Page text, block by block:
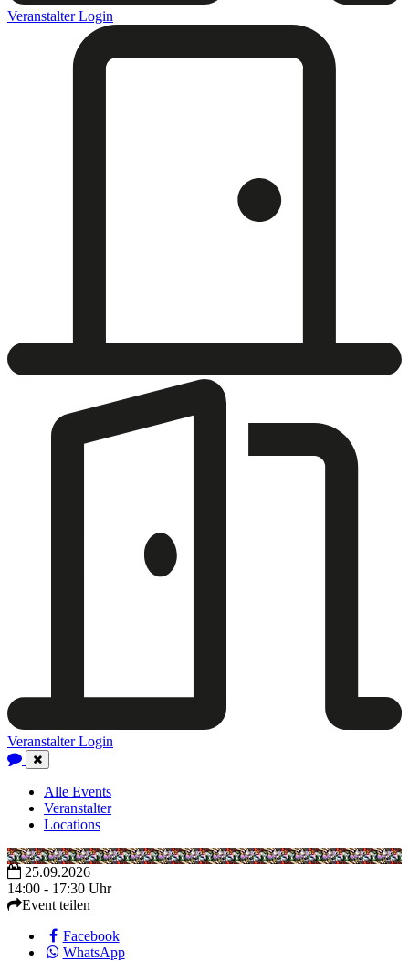
Veranstalter Login
Veranstalter Login
Close
Navigation
Alle Events
Veranstalter
Locations
25.09.2026
14:00 - 17:30 Uhr
Event teilen
Facebook
WhatsApp